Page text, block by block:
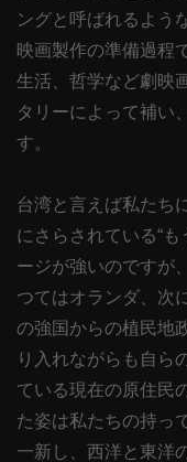
ングと呼ばれるよう
映画製作の準備過程
生活、哲学など劇映
タリーによって補い
す。
台湾と言えば私たち
にさらされている“
ージが強いのですが
つてはオランダ、次
の強国からの植民地
り入れながらも自ら
ている現在の原住民
た姿は私たちの持っ
一新し、西洋と東洋